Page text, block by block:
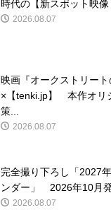
時代の【新スポット映像
2026.08.07
映画『オークストリート
×【tenki.jp】 本作オリ
策...
2026.08.07
完全撮り下ろし「2027
ンダー」 2026年10月
2026.08.07